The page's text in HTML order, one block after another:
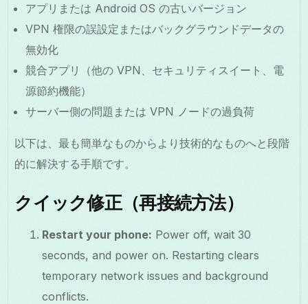
アプリまたは Android OS の古いバージョン
VPN 権限の誤設定またはバックグラウンドデータの
無効化
競合アプリ（他の VPN、セキュリティスイート、電
源節約機能）
サーバー側の問題または VPN ノードの過負荷
以下は、最も簡単なものからより技術的なものへと段階
的に解決する手順です。
クイック修正（再接続方法）
Restart your phone: Power off, wait 30
seconds, and power on. Restarting clears
temporary network issues and background
conflicts.